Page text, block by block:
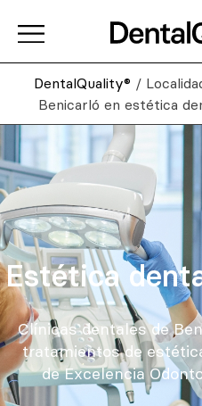
DentalQuality® /
Benicarló en estética
Estética
Clínicas dentales de
tratamientos de
de Excelencia